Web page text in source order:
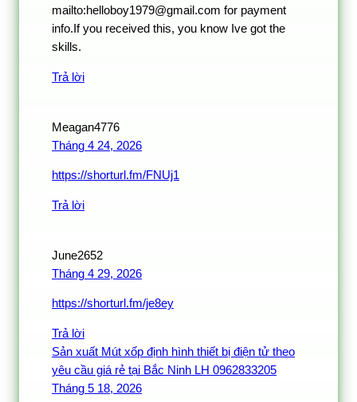
mailto:helloboy1979@gmail.com for payment
info.If you received this, you know Ive got the
skills.
Trả lời
Meagan4776
Tháng 4 24, 2026
https://shorturl.fm/FNUj1
Trả lời
June2652
Tháng 4 29, 2026
https://shorturl.fm/je8ey
Trả lời
Sản xuất Mút xốp định hình thiết bị điện tử theo
yêu cầu giá rẻ tại Bắc Ninh LH 0962833205
Tháng 5 18, 2026